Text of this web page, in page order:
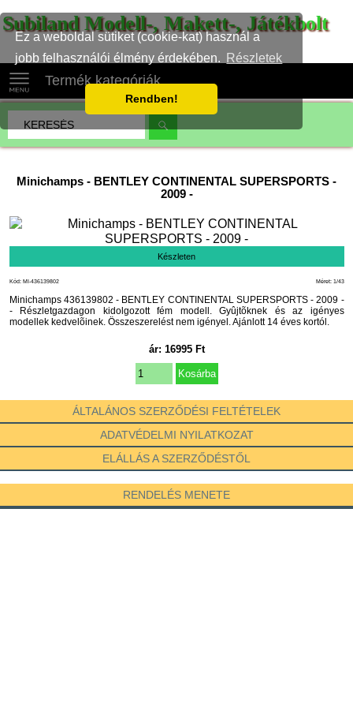
Ez a weboldal sütiket (cookie-kat) használ a
jobb felhasználói élmény érdekében.
Részletek
Rendben!
Subiland Modell-, Makett-, Játékbolt
Termék kategóriák
Minichamps - BENTLEY CONTINENTAL SUPERSPORTS -
2009 -
Készleten
Méret: 1/43
Kód: MI-436139802
Minichamps 436139802 - BENTLEY CONTINENTAL SUPERSPORTS - 2009 -
- Részletgazdagon kidolgozott fém modell. Gyûjtõknek és az igényes
modellek kedvelõinek. Összeszerelést nem igényel. Ajánlott 14 éves kortól.
ár: 16995Ft
ÁLTALÁNOS SZERZŐDÉSI FELTÉTELEK
ADATVÉDELMI NYILATKOZAT
ELÁLLÁS A SZERZŐDÉSTŐL
RENDELÉS MENETE